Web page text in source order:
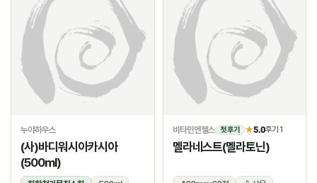
누야하우스
(사)바디워시아카시아
(500ml)
비타민엔젤스 첫 후기 ★5.0후기 1
멜라네스트(멜라토닌)